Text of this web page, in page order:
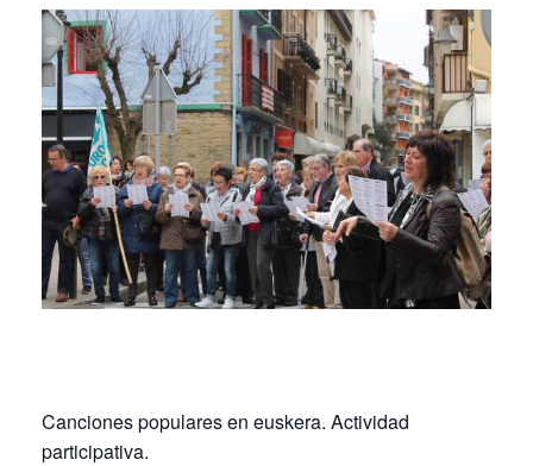
Canciones populares en euskera. Actividad
participativa.